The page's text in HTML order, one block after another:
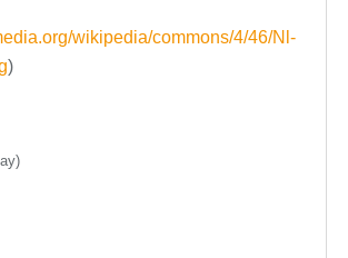
wikipedia/commons/4/46/Nl-
)